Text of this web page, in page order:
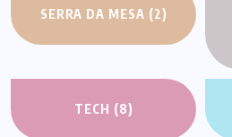
SERRA DA MESA (2)
TECH (8)